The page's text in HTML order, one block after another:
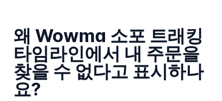
왜 Wowma 소포 트래킹
타임라인에서 내 주문을
찾을 수 없다고 표시하나
요?